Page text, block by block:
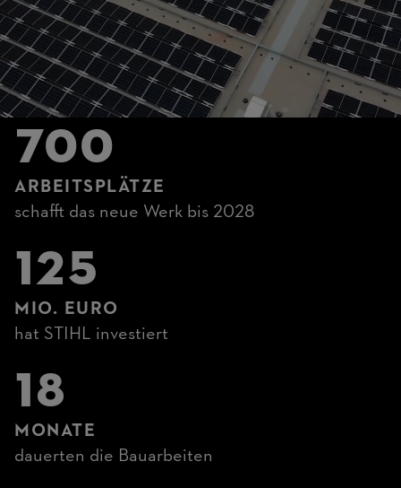
700
ARBEITSPLÄTZE
schafft das neue Werk bis 2028
125
MIO. EURO
hat STIHL investiert
18
MONATE
dauerten die Bauarbeiten